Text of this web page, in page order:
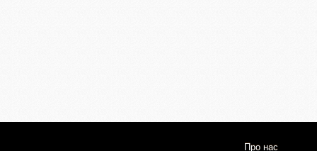
Про нас